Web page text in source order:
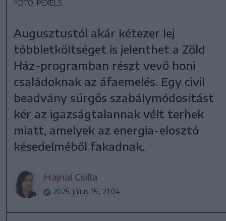
FOTÓ: PEXELS
Augusztustól akár kétezer lej
többletköltséget is jelenthet a Zöld
Ház-programban részt vevő honi
családoknak az áfaemelés. Egy civil
beadvány sürgős szabálymódosítást
kér az igazságtalannak vélt terhek
miatt, amelyek az energia-elosztó
késedelméből fakadnak.
Hajnal Csilla
2025. július 15., 21:04